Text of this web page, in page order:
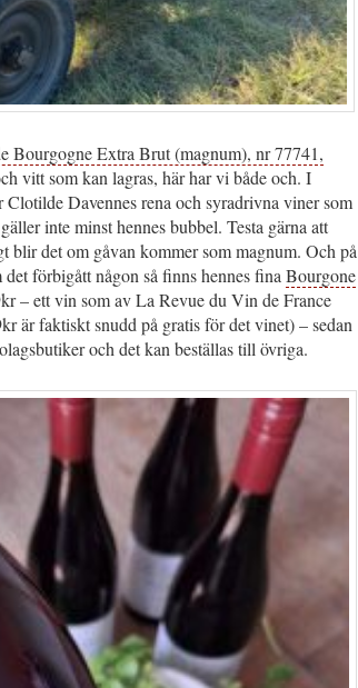
Bourgogne Extra Brut (magnum), nr 77741,
vitt som kan lagras, här har vi både och. I
Clotilde Davennes rena och syradrivna viner som
inte minst hennes bubbel. Testa gärna att
blir det om gåvan kommer som magnum. Och på
förbigått någon så finns hennes fina Bourgone
– ett vin som av La Revue du Vin de France
är faktiskt snudd på gratis för det vinet) – sedan
och det kan beställas till övriga.